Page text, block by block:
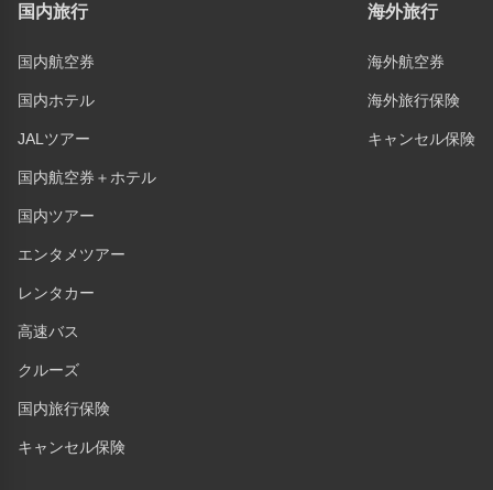
国内旅行
国内航空券
国内ホテル
JALツアー
国内航空券＋ホテル
国内ツアー
エンタメツアー
レンタカー
高速バス
クルーズ
国内旅行保険
キャンセル保険
海外旅行
海外航空券
海外旅行保険
キャンセル保険